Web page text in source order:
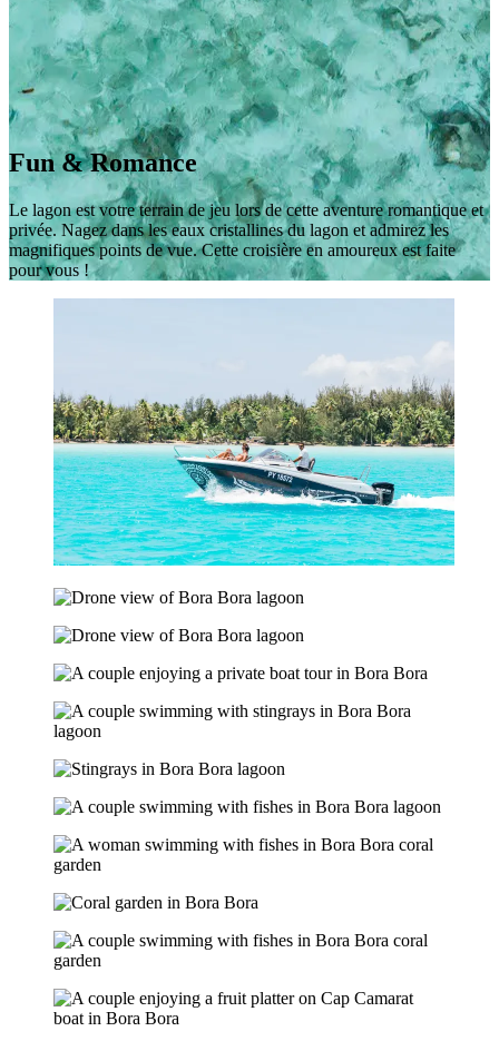
Fun & Romance
Le lagon est votre terrain de jeu lors de cette aventure romantique et
privée. Nagez dans les eaux cristallines du lagon et admirez les
magnifiques points de vue. Cette croisière en amoureux est faite
pour vous !